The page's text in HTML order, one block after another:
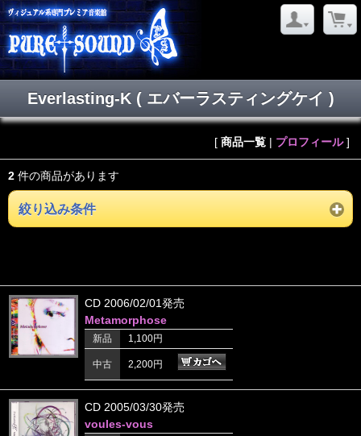
Everlasting-K ( エバーラスティングケイ )
[ 商品一覧 | プロフィール]
2 件の商品があります
絞り込み条件
CD 2006/02/01発売
Metamorphose
新品 1,100円
中古 2,200円
CD 2005/03/30発売
voules‐vous